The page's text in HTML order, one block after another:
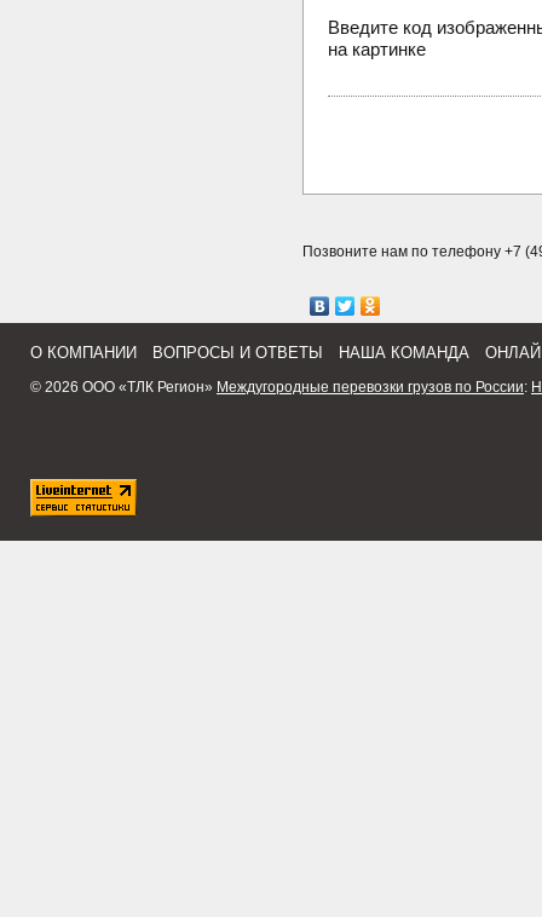
Введите код
на картинке
Позвоните нам по телефону +7
О КОМПАНИИ ВОПРОСЫ И ОТВЕТЫ НАША КОМАНДА
© 2026 ООО «ТЛК Регион» Междугородные перевозки грузов по России: